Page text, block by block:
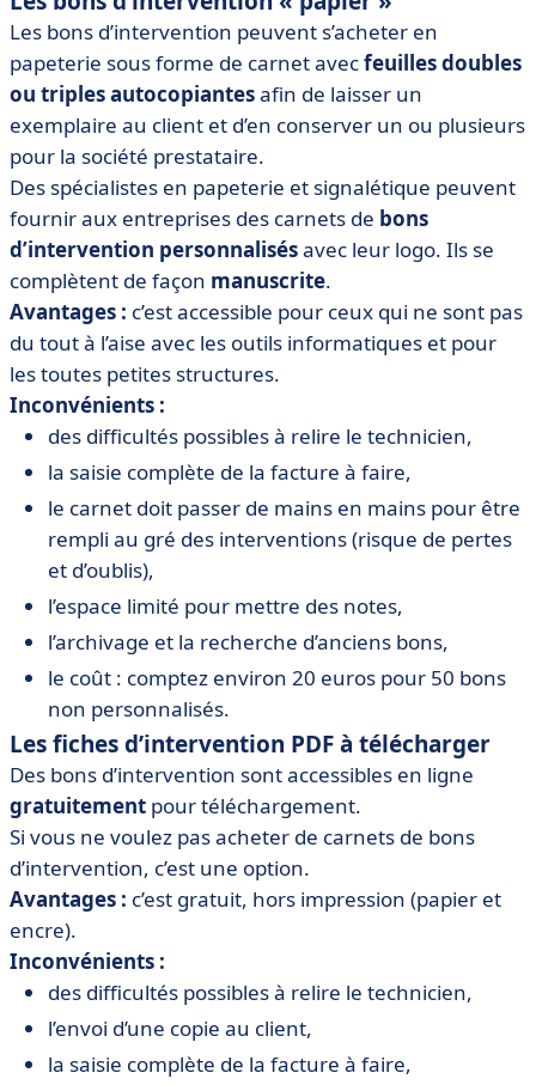
Les bons d’intervention peuvent s’acheter en
papeterie sous forme de carnet avecfeuilles doubles
ou triples autocopiantesafin de laisser un
exemplaire au client et d’en conserver un ou plusieurs
pour la société prestataire.
Des spécialistes en papeterie et signalétique peuvent
fournir aux entreprises des carnets de bons
d’intervention personnalisésavec leur logo. Ils se
complètent de façon manuscrite.
Avantages : c’est accessible pour ceux qui ne sont pas
du tout à l’aise avec les outils informatiques et pour
les toutes petites structures.
Inconvénients :
des difficultés possibles à relire le technicien,
la saisie complète de la facture à faire,
le carnet doit passer de mains en mains pour être
rempli au gré des interventions (risque de pertes
et d’oublis),
l’espace limité pour mettre des notes,
l’archivage et la recherche d’anciens bons,
le coût : comptez environ 20 euros pour 50 bons
non personnalisés.
Les fiches d’intervention PDF à télécharger
Des bons d’intervention sont accessibles en ligne
gratuitement pour téléchargement.
Si vous ne voulez pas acheter de carnets de bons
d’intervention, c’est une option.
Avantages : c’est gratuit, hors impression (papier et
encre).
Inconvénients :
des difficultés possibles à relire le technicien,
l’envoi d’une copie au client,
la saisie complète de la facture à faire,